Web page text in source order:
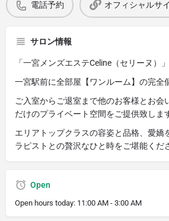
電話予約 オフィシャルサ
サロン情報
「一宮メンズエステCeline（セリーヌ）」
一宮駅前に全部屋【ワンルーム】の完全
ご入室からご退室まで他のお客様とお会
だけのプライベート空間をご提供致しま
エリアトップクラスの容姿と品格、愛嬌
ラピストとの贅沢なひと時をご堪能くだ
Open
Open hours today: 11:00 AM - 3:00 AM